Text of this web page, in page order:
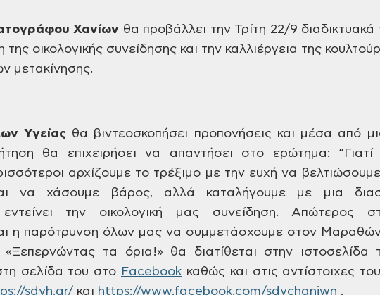
Χανίων θα προβάλλει τηνΤρίτη 22/9 διαδικτυακά
της οικολογικής συνείδησης και την καλλιέργεια της
μετακίνησης.
Υγείαςθα βιντεοσκοπήσει προπονήσεις και μέσα
από
θα επιχειρήσει να απαντήσει στο ερώτημα:
αρχίζουμε το τρέξιμο μετην ευχή να
να χάσουμε βάρος, αλλά
καταλήγουμε με μια
την οικολογική μας συνείδηση. Απώτερος
η παρότρυνση όλων μας να συμμετάσχουμε στον
«Ξεπερνώντας τα όρια!» θα διατίθεται στην ιστοσελίδα
σελίδα του στο Facebook καθώς και στις αντίστοιχες
sdyh.gr/ και https://www.facebook.com/sdychaniwn .